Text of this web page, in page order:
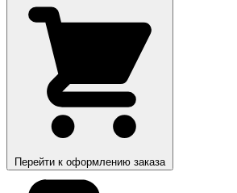
Перейти к оформлению заказа